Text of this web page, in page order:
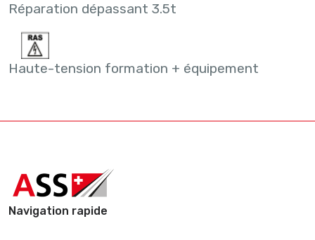
Réparation dépassant 3.5t
Haute-tension formation + équipement
Navigation rapide